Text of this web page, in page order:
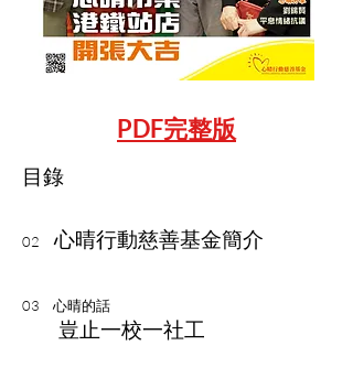
PDF完整版
目錄
02 心晴行動慈善基金簡介
03 心晴的話
豈止一校一社工